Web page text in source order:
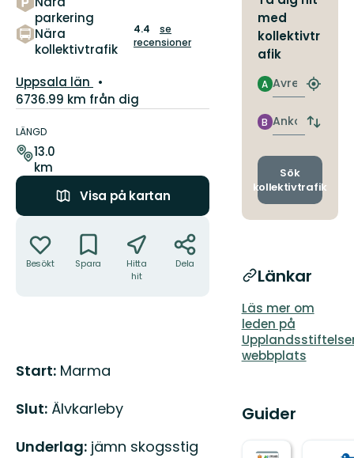
parkering
Nära
kollektivtrafik
5
stjärnor
4.4
se
recensioner
Län:
Uppsala län
6736.99 km från dig
om
leden
LÄNGD
13.0
km
Visa på kartan
Besökt Spara
Hitta
hit
Dela
Beskrivning
Start: Marma
Slut: Älvkarleby
Underlag: jämn skogsstig
med
kollektivtr
afik
Avresa
A
Hitta
Ankomst
B
Byt
och
Sök
kollektivtrafik
Länkar
Läs mer om
leden på
webbplats
Guider